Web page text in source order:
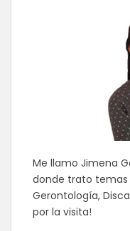
Me llamo Jimena
donde trato temas
Gerontología,
por la visita!